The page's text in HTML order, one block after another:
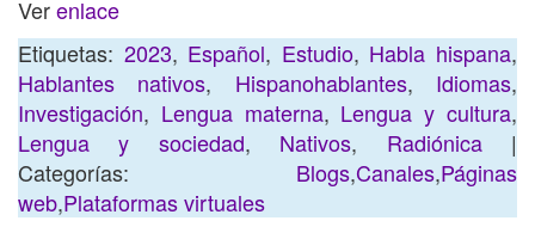
Verenlace
Etiquetas: 2023, Español, Estudio, Habla hispana,
Hablantes nativos, Hispanohablantes, Idiomas,
Investigación, Lengua materna, Lengua y cultura,
Lengua y sociedad, Nativos, Radiónica|
Categorías: Blogs,Canales,Páginas
web,Plataformas virtuales